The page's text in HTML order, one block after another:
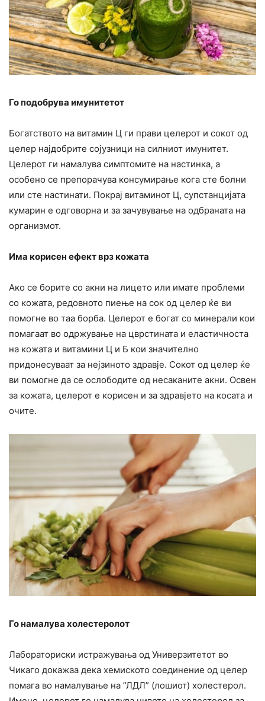
Го подобрува имунитетот
Богатството на витамин Ц ги прави целерот и сокот од
целер најдобрите сојузници на силниот имунитет.
Целерот ги намалува симптомите на настинка, а
особено се препорачува консумирање кога сте болни
или сте настинати. Покрај витаминот Ц, супстанцијата
кумарин е одговорна и за зачувување на одбраната на
организмот.
Има корисен ефект врз кожата
Ако се борите со акни на лицето или имате проблеми
со кожата, редовното пиење на сок од целер ќе ви
помогне во таа борба. Целерот е богат со минерали кои
помагаат во одржување на цврстината и еластичноста
на кожата и витамини Ц и Б кои значително
придонесуваат за нејзиното здравје. Сокот од целер ќе
ви помогне да се ослободите од несаканите акни. Освен
за кожата, целерот е корисен и за здравјето на косата и
очите.
Го намалува холестеролот
Лабораториски истражувања од Универзитетот во
Чикаго докажаа дека хемиското соединение од целер
помага во намалување на ”ЛДЛ” (лошиот) холестерол.